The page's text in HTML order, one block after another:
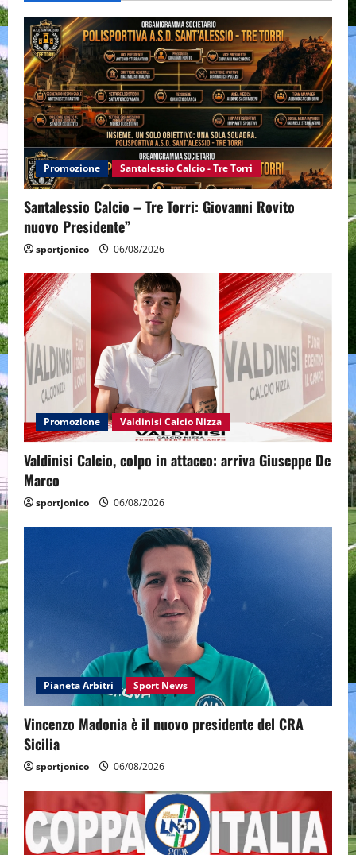
Promozione Santalessio Calcio - Tre Torri
Santalessio Calcio – Tre Torri: Giovanni Rovito
nuovo Presidente”
sportjonico 06/08/2026
Promozione Valdinisi Calcio Nizza
Valdinisi Calcio, colpo in attacco: arriva Giuseppe De
Marco
sportjonico 06/08/2026
Pianeta Arbitri Sport News
Vincenzo Madonia è il nuovo presidente del CRA
Sicilia
sportjonico 06/08/2026